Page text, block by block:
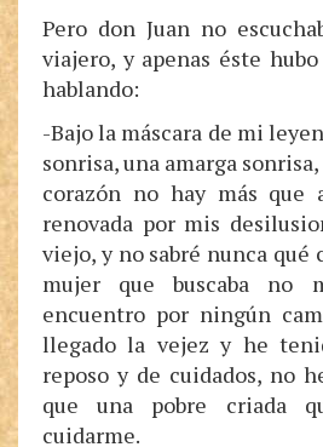
Pero don Juan no
viajero, y apenas éste
hablando:
-Bajo la máscara de mi
sonrisa, una amarga
corazón no hay más que
renovada por mis
viejo, y no sabré nunca qué
mujer que buscaba no
encuentro por ningún
llegado la vejez y he
reposo y de cuidados, no
que una pobre criada
cuidarme.